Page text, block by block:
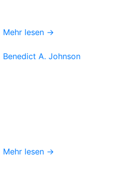
Mehr lesen →
Benedict A. Johnson
Mehr lesen →